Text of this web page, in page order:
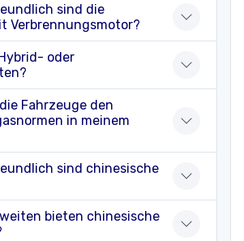
sind die
Verbrennungsmotor?
oder
Fahrzeuge den
in meinem
sind chinesische
bieten chinesische